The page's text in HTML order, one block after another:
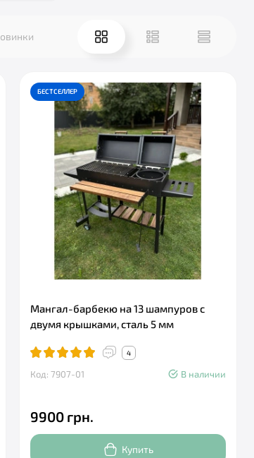
БЕСТСЕЛЛЕР
Мангал-барбекю на 13 шампуров с
двумя крышками, сталь 5 мм
4
Код: 7907-01 В наличии
9900 грн.
Купить